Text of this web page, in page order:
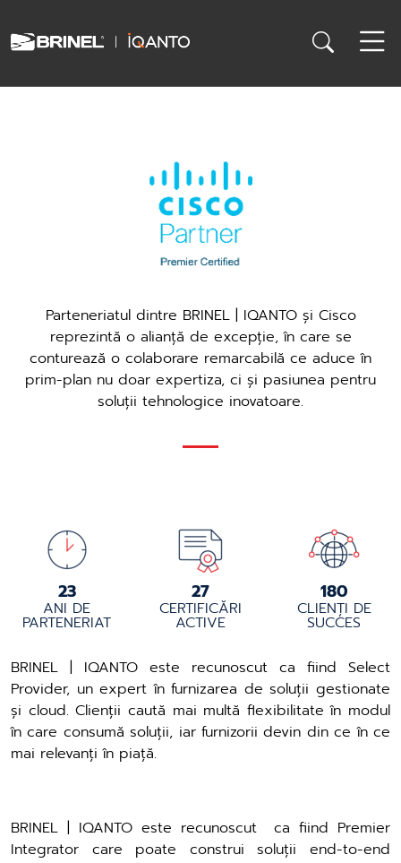
Parteneriatul dintre BRINEL | IQANTO și Cisco
reprezintă o alianță de excepție, în care se
conturează o colaborare remarcabilă ce aduce în
prim-plan nu doar expertiza, ci și pasiunea pentru
soluții tehnologice inovatoare.
24
ANI DE
PARTENERIAT
29
CERTIFICĂRI
ACTIVE
191
CLIENȚI DE
SUCCES
BRINEL | IQANTO este recunoscut ca fiind Select
Provider, un expert în furnizarea de soluții gestionate
și cloud. Clienții caută mai multă flexibilitate în modul
în care consumă soluții, iar furnizorii devin din ce în ce
mai relevanți în piață.
BRINEL | IQANTO este recunoscut ca fiind Premier
Integrator care poate construi soluții end-to-end